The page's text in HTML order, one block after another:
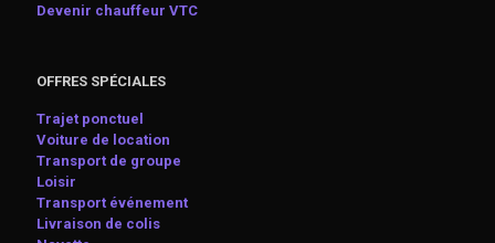
Devenir chauffeur VTC
OFFRES SPÉCIALES
Trajet ponctuel
Voiture de location
Transport de groupe
Loisir
Transport événement
Livraison de colis